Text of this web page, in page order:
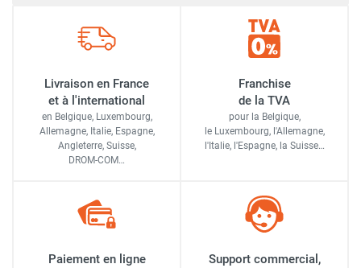
Livraison en France
et à l'international
en Belgique, Luxembourg,
Allemagne, Italie, Espagne,
Angleterre, Suisse,
DROM-COM…
Franchise
de la TVA
pour la Belgique,
le Luxembourg, l'Allemagne,
l'Italie, l'Espagne, la Suisse…
Paiement en ligne
Support commercial,